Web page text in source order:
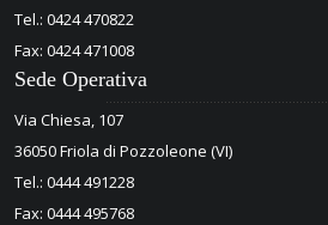
Tel.: 0424 470822
Fax: 0424 471008
Sede Operativa
Via Chiesa, 107
36050 Friola di Pozzoleone (VI)
Tel.: 0444 491228
Fax: 0444 495768